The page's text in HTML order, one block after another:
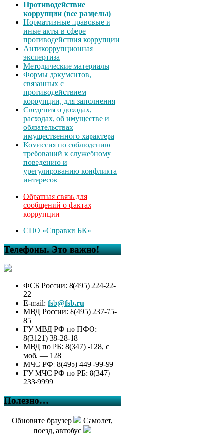
Противодействие
коррупции (все разделы)
Нормативные правовые и
иные акты в сфере
противодействия коррупции
Антикоррупционная
экспертиза
Методические материалы
Формы документов,
связанных с
противодействием
коррупции, для заполнения
Сведения о доходах,
расходах, об имуществе и
обязательствах
имущественного характера
Комиссия по соблюдению
требований к служебному
поведению и
урегулированию конфликта
интересов
Обратная связь для
сообщений о фактах
коррупции
СПО «Справки БК»
Телефоны. Это важно!
ФСБ России: 8(495) 224-22-
22
E-mail: fsb@fsb.ru
МВД России: 8(495) 237-75-
85
ГУ МВД РФ по ПФО:
8(3121) 38-28-18
МВД по РБ: 8(347) -128, с
моб. — 128
МЧС РФ: 8(495) 449 -99-99
ГУ МЧС РФ по РБ: 8(347)
233-9999
Полезно…
Обновите браузер
Самолет,
поезд, автобус